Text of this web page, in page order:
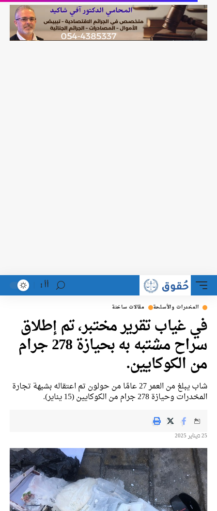
أأ
والأسلحة مقالات ساخنة
غياب تقرير مختبر، تم إطلاق
سراح مشتبه به بحيازة 278 جرام
الكوكايين.
شاب يبلغ من العمر 27 عامًا من حولون تم اعتقاله بشبهة تجارة
278 جرام من الكوكايين (15 يناير).